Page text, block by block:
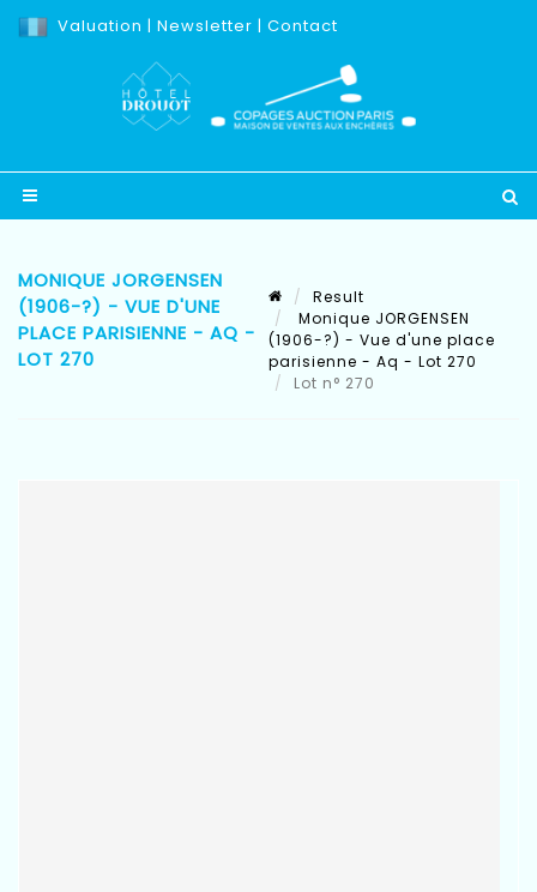
Valuation | Newsletter | Contact
MONIQUE JORGENSEN
(1906-?) - VUE D'UNE
PLACE PARISIENNE - AQ -
LOT 270
Result
Monique JORGENSEN
(1906-?) - Vue d'une place
parisienne - Aq - Lot 270
Lot n° 270